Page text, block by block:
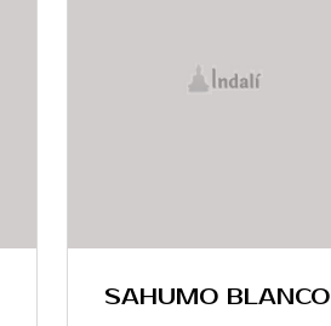
SAHUMO BLANCO